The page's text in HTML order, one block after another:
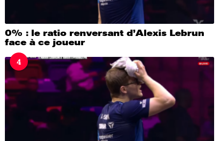
0% : le ratio renversant d’Alexis Lebrun
face à ce joueur
4